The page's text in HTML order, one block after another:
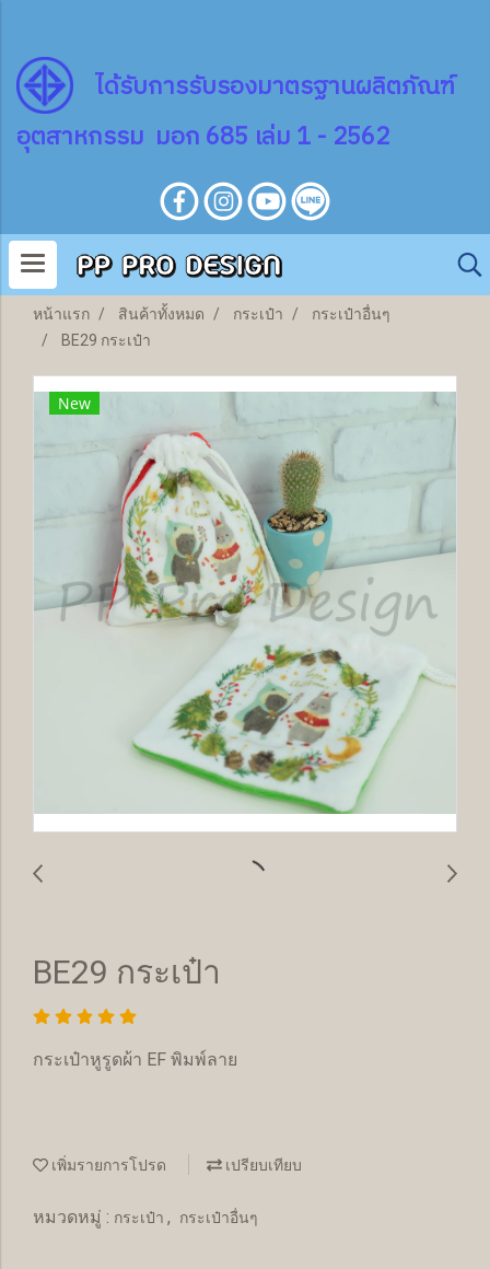
ได้รับการรับรองมาตรฐานผลิตภัณฑ์
อุตสาหกรรม มอก 685 เล่ม 1 - 2562
หน้าแรก สินค้าทั้งหมด กระเป๋า
กระเป๋าอื่นๆ
BE29 กระเป๋า
New
BE29 กระเป๋า
กระเป๋าหูรูดผ้า EF พิมพ์ลาย
เพิ่มรายการโปรด เปรียบเทียบ
หมวดหมู่ : กระเป๋า , กระเป๋าอื่นๆ